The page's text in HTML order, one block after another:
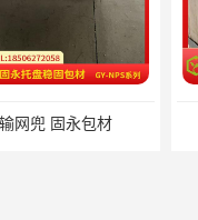
托盘打包绑带 固永包材